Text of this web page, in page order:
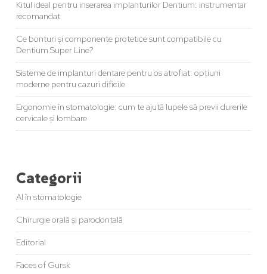
Kitul ideal pentru inserarea implanturilor Dentium: instrumentar
recomandat
Ce bonturi și componente protetice sunt compatibile cu
Dentium Super Line?
Sisteme de implanturi dentare pentru os atrofiat: opțiuni
moderne pentru cazuri dificile
Ergonomie în stomatologie: cum te ajută lupele să previi durerile
cervicale și lombare
Categorii
AI în stomatologie
Chirurgie orală și parodontală
Editorial
Faces of Gursk